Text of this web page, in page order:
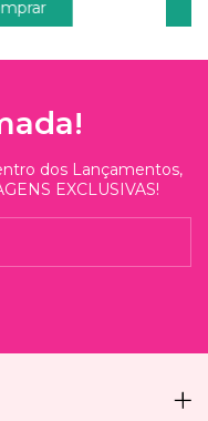
dos Lançamentos,
EXCLUSIVAS!